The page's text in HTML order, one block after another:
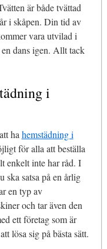
är både tvättad
i skåpen. Din tid av
vara utvilad i
dans igen. Allt tack
i
ha hemstädning i
för alla att beställa
enkelt inte har råd. I
ska satsa på en årlig
en typ av
och tar även den
ett företag som är
lösa sig på bästa sätt.